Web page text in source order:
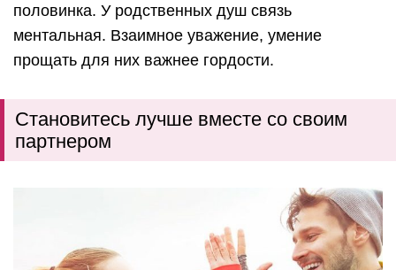
половинка. У родственных душ связь
ментальная. Взаимное уважение, умение
прощать для них важнее гордости.
Становитесь лучше вместе со своим
партнером